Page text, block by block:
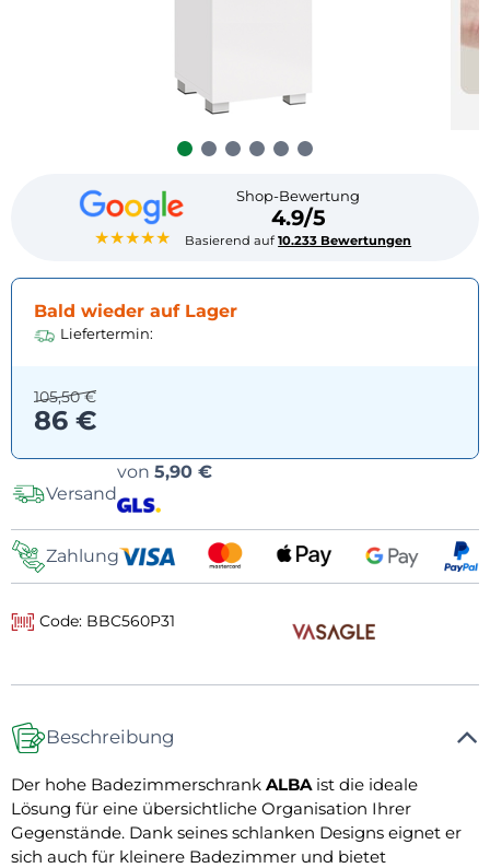
★★★★★
Shop-Bewertung
4.9/5
Basierend auf10.233 Bewertungen
Bald wieder auf Lager
Liefertermin:
86 €
105,50 €
Versand
von 5,90 €
Zahlung
Code: BBC560P31
Beschreibung
Der hohe Badezimmerschrank ALBA ist die ideale
Lösung für eine übersichtliche Organisation Ihrer
Gegenstände. Dank seines schlanken Designs eignet er
sich auch für kleinere Badezimmer und bietet